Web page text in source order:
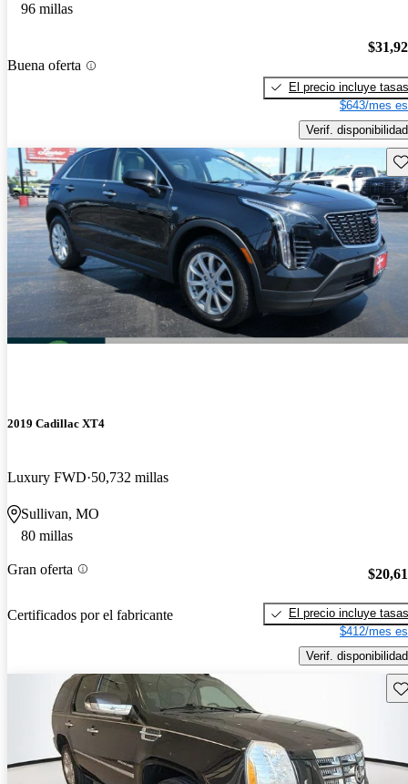
96 millas
Buena oferta
El precio incluye tasas
$643/mes
Verif. disponibilidad
2019 Cadillac XT4
Luxury FWD 50,732 millas
Sullivan, MO
80 millas
Gran oferta
Certificados por el fabricante
El precio incluye tasas
$412/mes
Verif. disponibilidad